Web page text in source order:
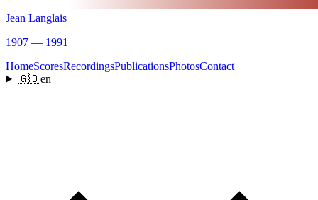
Jean Langlais
1907 — 1991
HomeScoresRecordingsPublicationsPhotosContact
🇬🇧en